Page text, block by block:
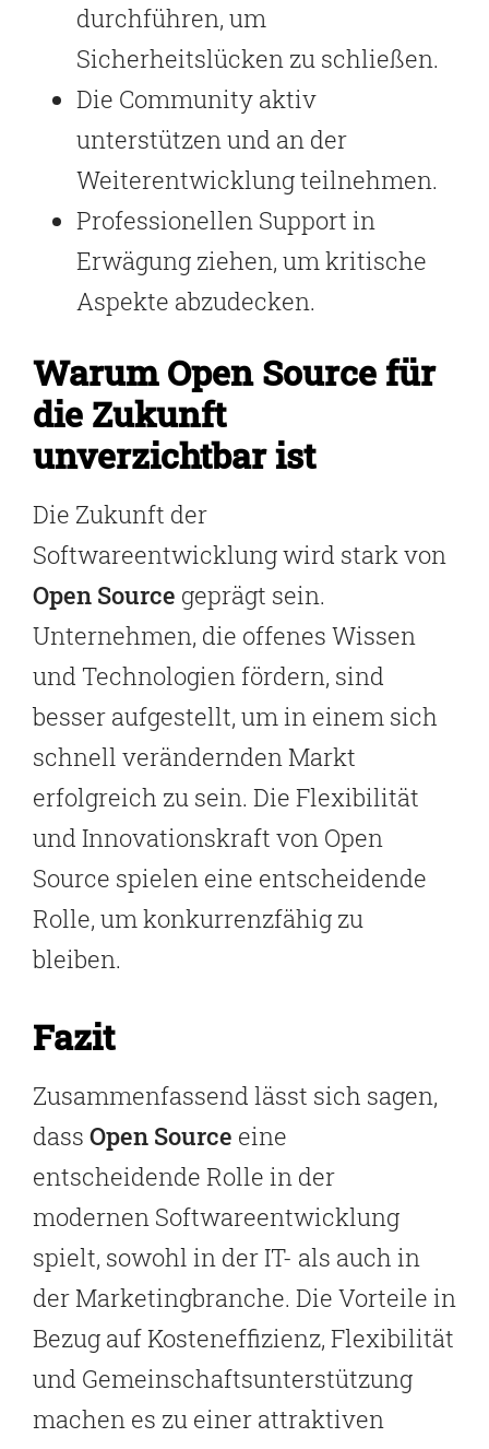
durchführen, um
Sicherheitslücken zu schließen.
Die Community aktiv
unterstützen und an der
Weiterentwicklung teilnehmen.
Professionellen Support in
Erwägung ziehen, um kritische
Aspekte abzudecken.
Warum Open Source für
die Zukunft
unverzichtbar ist
Die Zukunft der
Softwareentwicklung wird stark von
Open Source geprägt sein.
Unternehmen, die offenes Wissen
und Technologien fördern, sind
besser aufgestellt, um in einem sich
schnell verändernden Markt
erfolgreich zu sein. Die Flexibilität
und Innovationskraft von Open
Source spielen eine entscheidende
Rolle, um konkurrenzfähig zu
bleiben.
Fazit
Zusammenfassend lässt sich sagen,
dass Open Source eine
entscheidende Rolle in der
modernen Softwareentwicklung
spielt, sowohl in der IT- als auch in
der Marketingbranche. Die Vorteile in
Bezug auf Kosteneffizienz, Flexibilität
und Gemeinschaftsunterstützung
machen es zu einer attraktiven